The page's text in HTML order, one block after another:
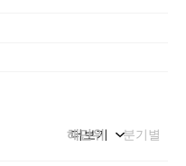
해단위 분기별
더보기